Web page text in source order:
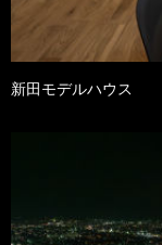
新田モデルハウス